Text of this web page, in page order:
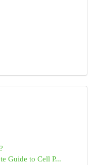
Guide to Cell P...